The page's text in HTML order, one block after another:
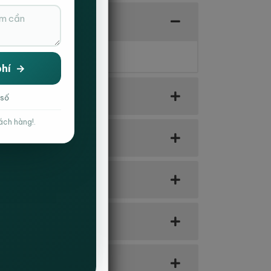
bao nhiêu ?
hàng!.